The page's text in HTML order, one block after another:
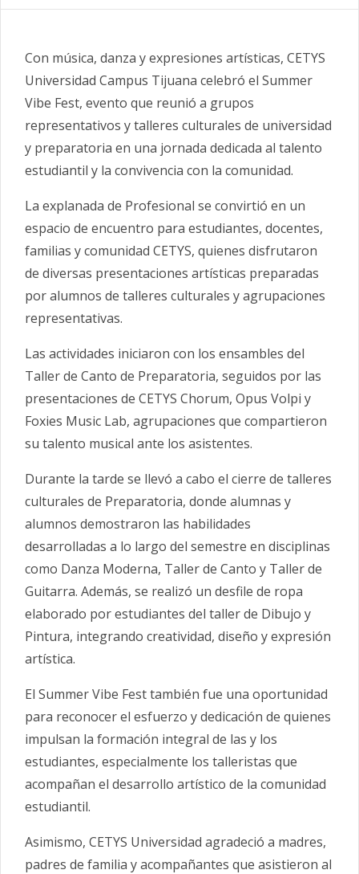
Con música, danza y expresiones artísticas, CETYS
Universidad Campus Tijuana celebró el Summer
Vibe Fest, evento que reunió a grupos
representativos y talleres culturales de universidad
y preparatoria en una jornada dedicada al talento
estudiantil y la convivencia con la comunidad.
La explanada de Profesional se convirtió en un
espacio de encuentro para estudiantes, docentes,
familias y comunidad CETYS, quienes disfrutaron
de diversas presentaciones artísticas preparadas
por alumnos de talleres culturales y agrupaciones
representativas.
Las actividades iniciaron con los ensambles del
Taller de Canto de Preparatoria, seguidos por las
presentaciones de CETYS Chorum, Opus Volpi y
Foxies Music Lab, agrupaciones que compartieron
su talento musical ante los asistentes.
Durante la tarde se llevó a cabo el cierre de talleres
culturales de Preparatoria, donde alumnas y
alumnos demostraron las habilidades
desarrolladas a lo largo del semestre en disciplinas
como Danza Moderna, Taller de Canto y Taller de
Guitarra. Además, se realizó un desfile de ropa
elaborado por estudiantes del taller de Dibujo y
Pintura, integrando creatividad, diseño y expresión
artística.
El Summer Vibe Fest también fue una oportunidad
para reconocer el esfuerzo y dedicación de quienes
impulsan la formación integral de las y los
estudiantes, especialmente los talleristas que
acompañan el desarrollo artístico de la comunidad
estudiantil.
Asimismo, CETYS Universidad agradeció a madres,
padres de familia y acompañantes que asistieron al